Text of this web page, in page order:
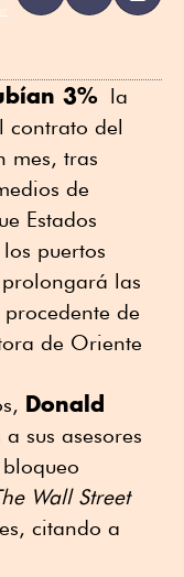
3% la
contrato del
mes, tras
de
Estados
puertos
⁠las
de
de Oriente
Donald
sus asesores
Wall Street
citando a